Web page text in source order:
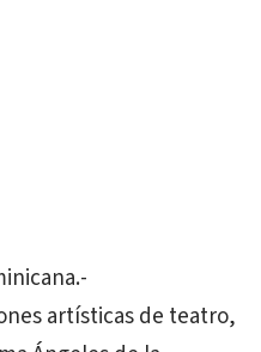
artísticas de teatro,